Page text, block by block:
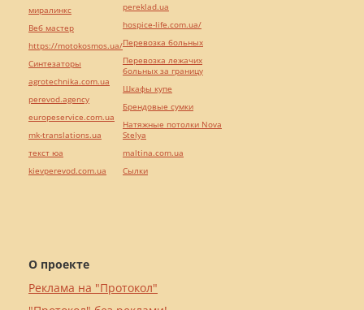
О проекте
Реклама на "Протокол"
миралинкс
Веб мастер
https://motokosmos.ua/
Синтезаторы
agrotechnika.com.ua
perevod.agency
europeservice.com.ua
mk-translations.ua
текст юа
kievperevod.com.ua
pereklad.ua
hospice-life.com.ua/
Перевозка больных
Перевозка лежачих
больных за границу
Шкафы купе
Брендовые сумки
Натяжные потолки Nova
Stelya
maltina.com.ua
Cылки